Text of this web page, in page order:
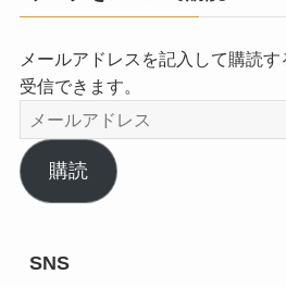
メールアドレスを記入して購読
受信できます。
ー
ル
ア
ス
購読
SNS